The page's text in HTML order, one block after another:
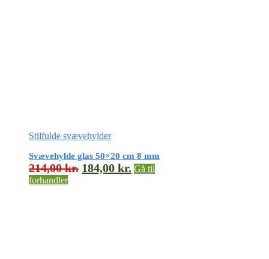
Stilfulde svævehylder
Svævehylde glas 50×20 cm 8 mm
214,00kr. 184,00 kr. Gå til
forhandler